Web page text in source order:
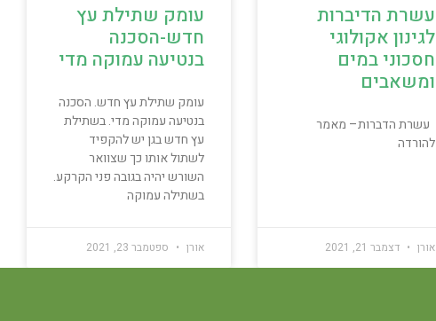
עשרת הדיברות
לגינון אקולוגי
חסכוני במים
ומשאבים
עשרת הדברות– מאמר
להורדה
אורן דצמבר 21, 2021
עומק שתילת עץ
חדש-הסכנה
בנטיעה עמוקה מדי
עומק שתילת עץ חדש. הסכנה
בנטיעה עמוקה מדי. בשתילת
עץ חדש בגן יש להקפיד
לשתול אותו כך שצוואר
השורש יהיה בגובה פני הקרקע.
בשתילה עמוקה
אורן ספטמבר 23, 2021